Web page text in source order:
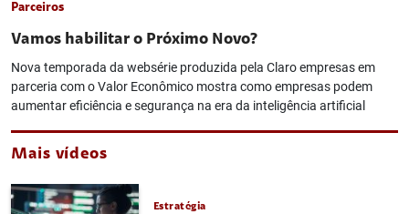
Parceiros
Vamos habilitar o Próximo Novo?
Nova temporada da websérie produzida pela Claro empresas em
parceria com o Valor Econômico mostra como empresas podem
aumentar eficiência e segurança na era da inteligência artificial
Mais vídeos
Estratégia